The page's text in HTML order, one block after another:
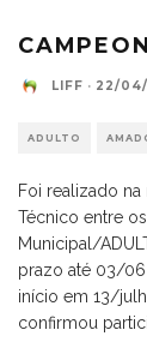
LIFF · 22/
ADULTO
Foi realizado
Técnico entre
Municipal/
prazo até 03/
início em 13/
confirmou